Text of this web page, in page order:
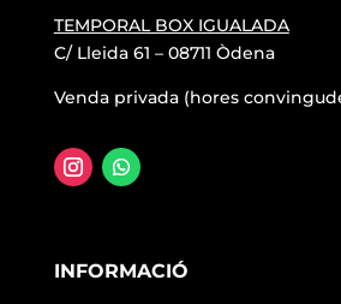
TEMPORAL BOX IGUALADA
C/ Lleida 61 – 08711 Òdena
Venda privada (hores
INFORMACIÓ